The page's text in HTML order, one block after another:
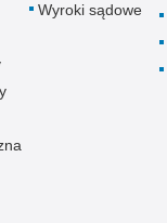
Wyroki sądowe